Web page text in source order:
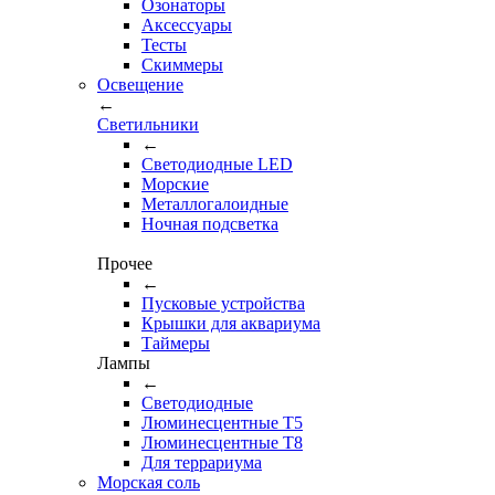
Озонаторы
Аксессуары
Тесты
Cкиммеры
Освещение
←
Светильники
←
Cветодиодные LED
Морские
Металлогалоидные
Ночная подсветка
Прочее
←
Пусковые устройства
Крышки для аквариума
Таймеры
Лампы
←
Светодиодные
Люминесцентные Т5
Люминесцентные Т8
Для террариума
Морская соль